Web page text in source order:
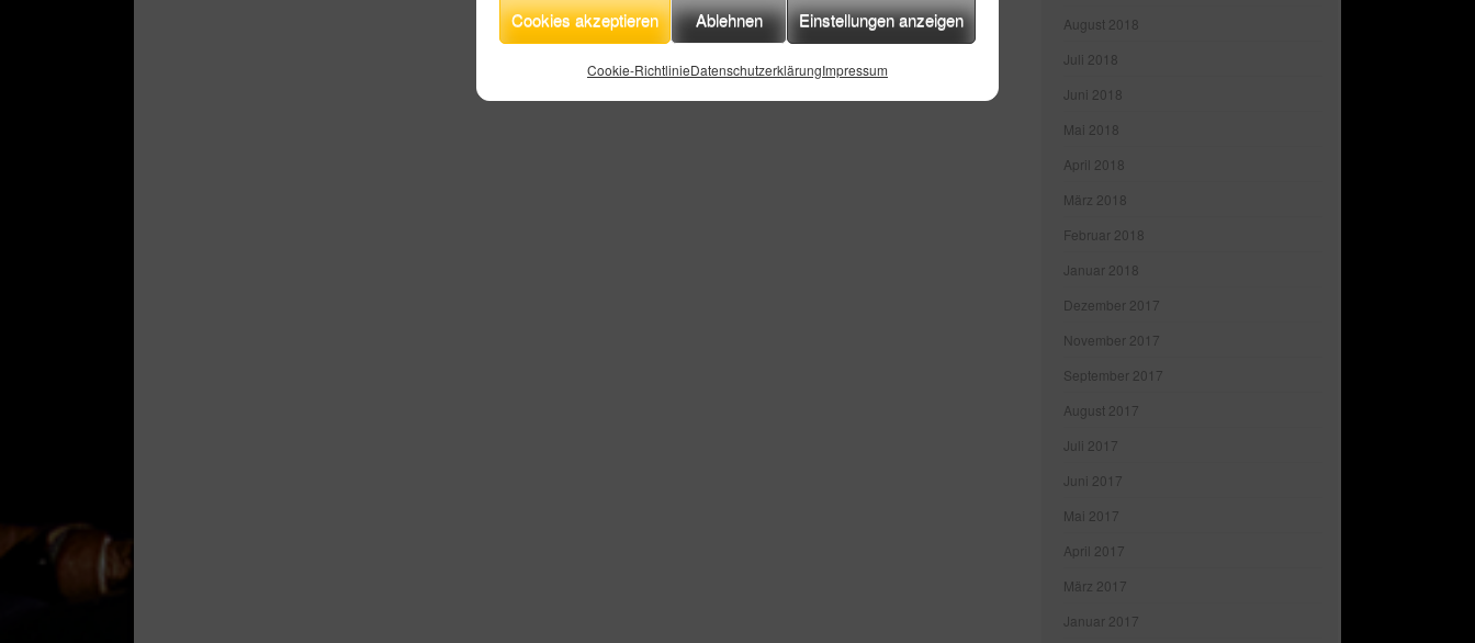
Cookies akzeptieren Ablehnen Einstellungen anzeigen
Cookie-RichtlinieDatenschutzerklärungImpressum
August 2018
Juli 2018
Juni 2018
Mai 2018
April 2018
März 2018
Februar 2018
Januar 2018
Dezember 2017
November 2017
September 2017
August 2017
Juli 2017
Juni 2017
Mai 2017
April 2017
März 2017
Januar 2017